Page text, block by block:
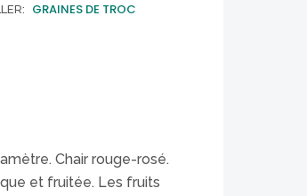
GRAINES DE TROC
Chair rouge-rosé.
et fruitée. Les fruits